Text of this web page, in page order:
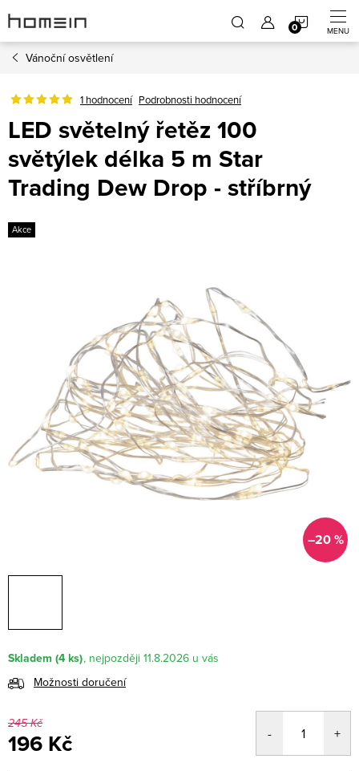
na
obsah
Vánoční osvětlení
1 hodnocení Podrobnosti hodnocení
LED světelný řetěz 100
světýlek délka 5 m Star
Trading Dew Drop - stříbrný
Akce
–20 %
Skladem (4 ks)
11.8.2026
Možnosti doručení
245 Kč
196 Kč